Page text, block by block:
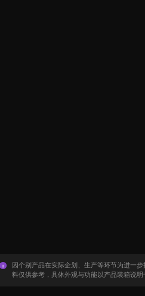
因个别产品在实际企划、生产等环节为进一
料仅供参考，具体外观与功能以产品装箱说明